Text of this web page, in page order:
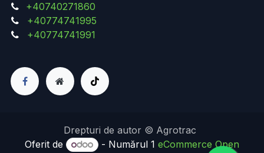
+40740271860
+40774741995
+40774741991
Drepturi de autor © Agrotrac
Oferit de
- Numărul 1 eCommerce Open